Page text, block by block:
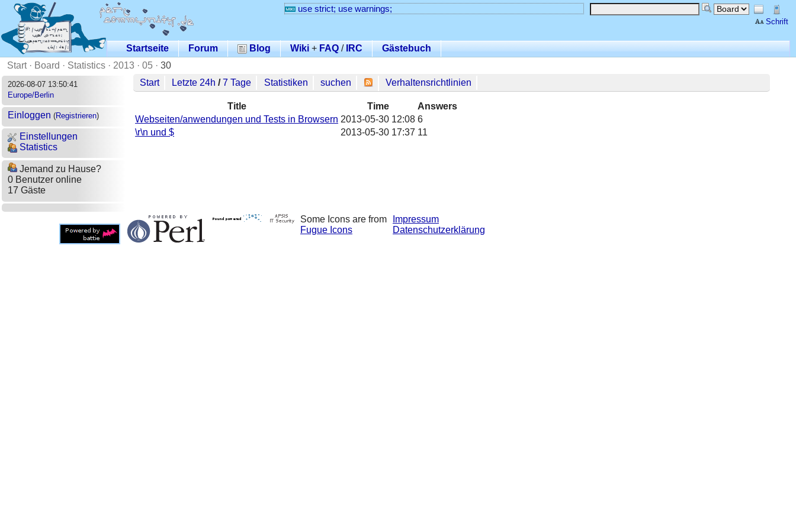
Schrift
use strict; use warnings;
Startseite Forum Blog Wiki+ FAQ /IRC
Gästebuch
Start· Board · Statistics · 2013 · 05 · 30
2026-08-07 13:50:41
Europe/Berlin
Einloggen (Registrieren)
Einstellungen
Statistics
Jemand zu Hause?
0 Benutzer online
17 Gäste
Start Letzte 24h /7 Tage Statistiken suchen Verhaltensrichtlinien
Title Time
Answers
Webseiten/anwendungen und Tests in Browsern 2013-05-30 12:08 6
\r\n und $
2013-05-30 17:37 11
Some Icons are from
Fugue Icons
Impressum
Datenschutzerklärung